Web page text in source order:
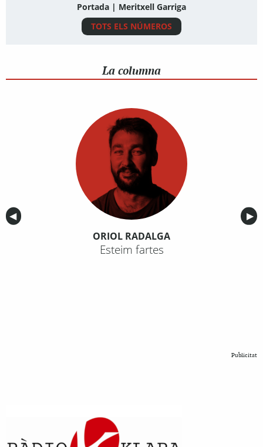
Portada | Meritxell Garriga
TOTS ELS NÚMEROS
La columna
Anterior
◀︎ ▶︎
ORIOL RADALGA
Esteim fartes
Publicitat